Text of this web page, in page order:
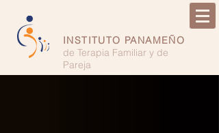
INSTITUTO PANAMEÑO
de Terapia Familiar y de
Pareja